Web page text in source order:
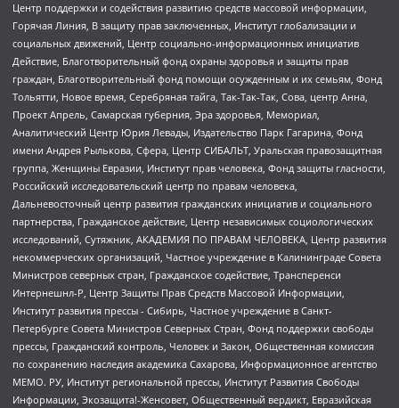
Центр поддержки и содействия развитию средств массовой информации,
Горячая Линия, В защиту прав заключенных, Институт глобализации и
социальных движений, Центр социально-информационных инициатив
Действие, Благотворительный фонд охраны здоровья и защиты прав
граждан, Благотворительный фонд помощи осужденным и их семьям, Фонд
Тольятти, Новое время, Серебряная тайга, Так-Так-Так, Сова, центр Анна,
Проект Апрель, Самарская губерния, Эра здоровья, Мемориал,
Аналитический Центр Юрия Левады, Издательство Парк Гагарина, Фонд
имени Андрея Рылькова, Сфера, Центр СИБАЛЬТ, Уральская правозащитная
группа, Женщины Евразии, Институт прав человека, Фонд защиты гласности,
Российский исследовательский центр по правам человека,
Дальневосточный центр развития гражданских инициатив и социального
партнерства, Гражданское действие, Центр независимых социологических
исследований, Сутяжник, АКАДЕМИЯ ПО ПРАВАМ ЧЕЛОВЕКА, Центр развития
некоммерческих организаций, Частное учреждение в Калининграде Совета
Министров северных стран, Гражданское содействие, Трансперенси
Интернешнл-Р, Центр Защиты Прав Средств Массовой Информации,
Институт развития прессы - Сибирь, Частное учреждение в Санкт-
Петербурге Совета Министров Северных Стран, Фонд поддержки свободы
прессы, Гражданский контроль, Человек и Закон, Общественная комиссия
по сохранению наследия академика Сахарова, Информационное агентство
МЕМО. РУ, Институт региональной прессы, Институт Развития Свободы
Информации, Экозащита!-Женсовет, Общественный вердикт, Евразийская